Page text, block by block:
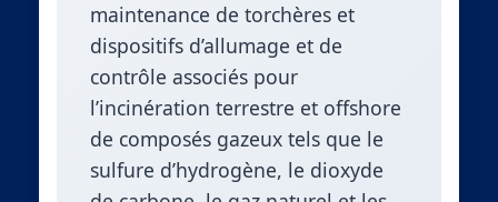
maintenance de torchères et
dispositifs d’allumage et de
contrôle associés pour
l’incinération terrestre et offshore
de composés gazeux tels que le
sulfure d’hydrogène, le dioxyde